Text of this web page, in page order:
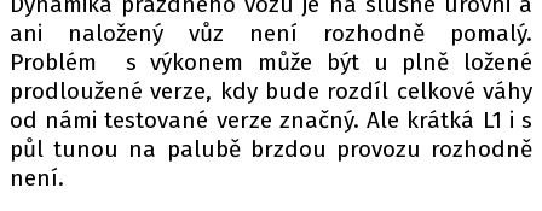
ani naložený vůz není rozhodně pomalý.
Problém s výkonem může být u plně ložené
prodloužené verze, kdy bude rozdíl celkové váhy
od námi testované verze značný. Ale krátká L1 i s
půl tunou na palubě brzdou provozu rozhodně
není.